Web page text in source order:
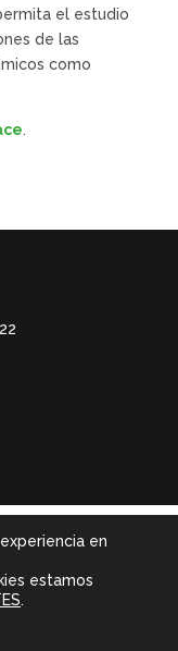
el estudio
de las
como
.
en
estamos
.